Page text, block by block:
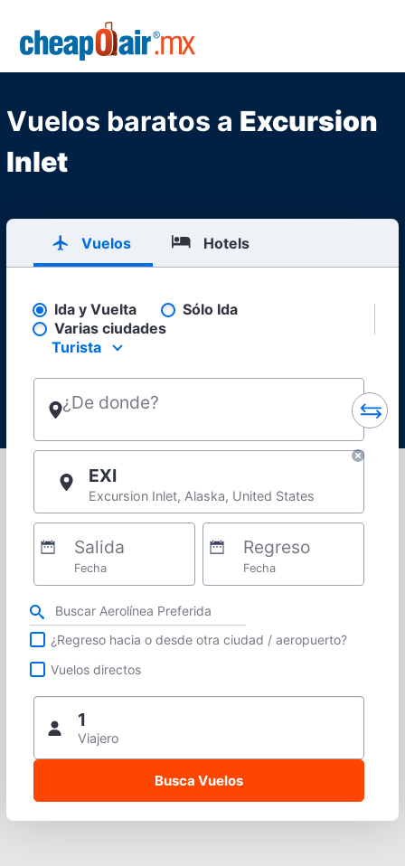
Skip to main content
Vuelos baratos a Excursion
Inlet
Vuelos Hotels
Pick your flight type
Ida y Vuelta
Sólo Ida
Varias ciudades
Select your preferred seating class.
Turista
¿De donde?
EXI
Excursion Inlet, Alaska, United States
Salida
Fecha
Regreso
Fecha
Refina tu búsqueda por aerolínea, ciudad o aeropuerto o vuelos directos
¿Regreso hacia o desde otra ciudad / aeropuerto?
Vuelos directos
1
Viajero